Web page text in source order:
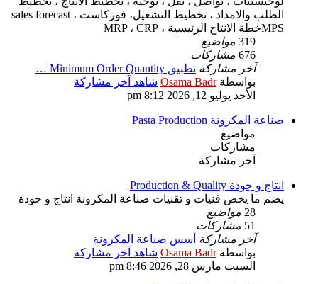
الطلب والامداد ، تخطيط التشغيل، فوركاست sales forecast ،
MPSخطة الانتاج الرئيسية ، MRP ، CRP
319 مواضيع
676 مشاركات
آخر مشاركة تطبيق Minimum Order Quantity …
بواسطةOsama Badr شاهد آخر مشاركة
الأحد يوليو 12, 2026 8:12 pm
صناعة المكرونة Pasta Production
مواضيع
مشاركات
آخر مشاركة
انتاج و جودة Production & Quality
يضم ما يخص فنيات و تقنيات صناعة المكرونة انتاج و جودة
28 مواضيع
51 مشاركات
آخر مشاركة أسس صناعة المكرونة
بواسطةOsama Badr شاهد آخر مشاركة
السبت مارس 28, 2026 8:46 pm